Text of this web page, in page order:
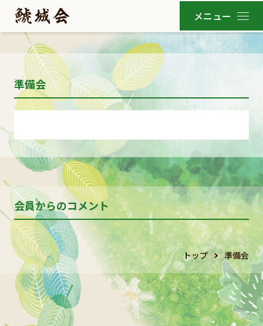
準備会
会員からのコメント
トップ 準備会